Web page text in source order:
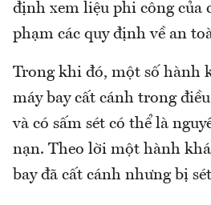
định xem liệu phi công của
phạm các quy định về an
Trong khi đó, một số hành
máy bay cất cánh trong
và có sấm sét có thể là
nạn. Theo lời một hành
bay đã cất cánh nhưng bị